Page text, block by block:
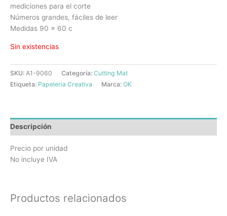
mediciones para el corte
Números grandes, fáciles de leer
Medidas 90 x 60 c
Sin existencias
SKU: A1-9060 Categoría: Cutting Mat
Etiqueta: Papeleria Creativa Marca: OK
Descripción
Precio por unidad
No incluye IVA
Productos relacionados